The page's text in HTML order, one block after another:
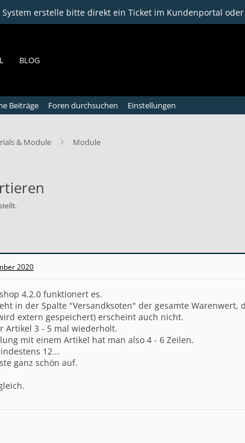
erstelle bitte direkt ein Ticket im Kundenportal
Beiträge Foren durchsuchen Einstellungen
BLOG
& Module Module
2020
4.2.0 funktionert es.
in der Spalte "Versandksoten" der gesamte
extern gespeichert) erscheint auch nicht.
Artikel 3 - 5 mal wiederholt.
mit einem Artikel hat man also 4 - 6 Zeilen.
12...
ganz schön auf.